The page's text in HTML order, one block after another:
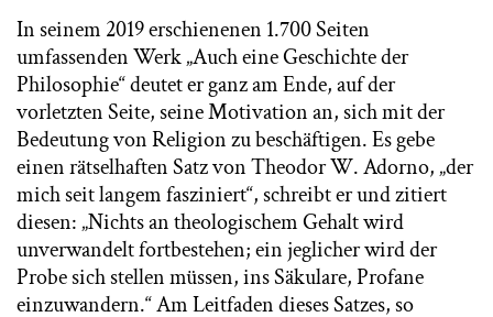
In seinem 2019 erschienenen 1.700 Seiten
umfassenden Werk „Auch eine Geschichte der
Philosophie“ deutet er ganz am Ende, auf der
vorletzten Seite, seine Motivation an, sich mit der
Bedeutung von Religion zu beschäftigen. Es gebe
einen rätselhaften Satz von Theodor W. Adorno, „der
mich seit langem fasziniert“, schreibt er und zitiert
diesen: „Nichts an theologischem Gehalt wird
unverwandelt fortbestehen; ein jeglicher wird der
Probe sich stellen müssen, ins Säkulare, Profane
einzuwandern.“ Am Leitfaden dieses Satzes, so